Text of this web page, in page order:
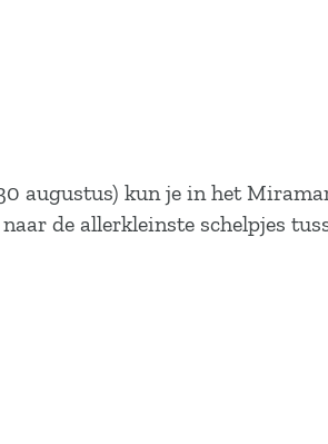
augustus) kun je in het
de allerkleinste schelpjes